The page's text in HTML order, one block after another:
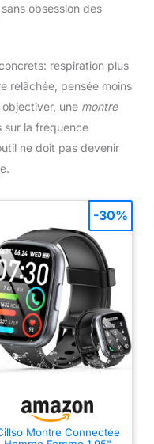
obsession des
respiration plus
relâchée, pensée moins
une montre
la fréquence
ne doit pas devenir
Montre Connectée
-30%